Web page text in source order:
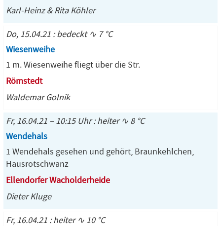
Karl-Heinz & Rita Köhler
Do, 15.04.21 : bedeckt ∿ 7 °C
Wiesenweihe
1 m. Wiesenweihe fliegt über die Str.
Römstedt
Waldemar Golnik
Fr, 16.04.21 – 10:15 Uhr : heiter ∿ 8 °C
Wendehals
1 Wendehals gesehen und gehört, Braunkehlchen,
Hausrotschwanz
Ellendorfer Wacholderheide
Dieter Kluge
Fr, 16.04.21 : heiter ∿ 10 °C